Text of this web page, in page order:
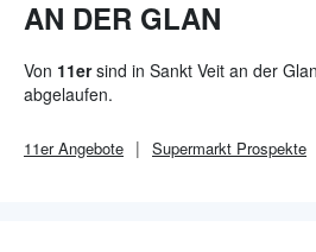
Standort
AN DER GLAN
Von 11ersind in Sankt Veit an der
abgelaufen.
11erAngebote Supermarkt Prospekte